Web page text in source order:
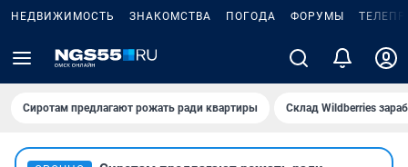
НЕДВИЖИМОСТЬ ЗНАКОМСТВА ПОГОДА ФОРУМЫ
Сиротам предлагают рожать ради квартиры Склад Wildberries